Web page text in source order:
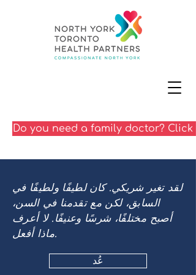
Do you need a family doctor? Click
لقد تغير شريكي. كان لطيفًا ولطيفًا في
السابق، لكن مع تقدمنا في السن،
أصبح مختلفًا، شرسًا وعنيفًا. لا أعرف
ماذا أفعل.
عُد